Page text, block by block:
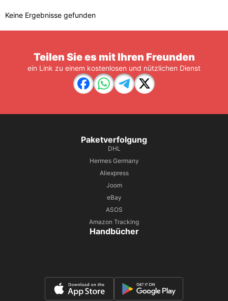
Keine Ergebnisse gefunden
Teilen Sie es mit Ihren Freunden
ein Link zu einem kostenlosen und nützlichen Dienst
Paketverfolgung
DHL
Hermes Germany
Aliexpress
Joom
eBay
ASOS
Amazon Tracking
Handbücher